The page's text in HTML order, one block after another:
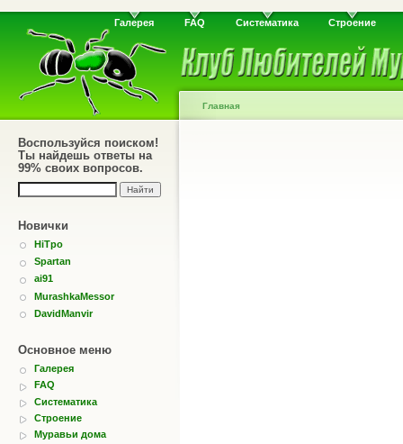
Галерея FAQ Систематика Строение
Воспользуйся поиском!
Ты найдешь ответы на
99% своих вопросов.
Новички
HiTpo
Spartan
ai91
MurashkaMessor
DavidManvir
Основное меню
Галерея
FAQ
Систематика
Строение
Муравьи дома
Главная